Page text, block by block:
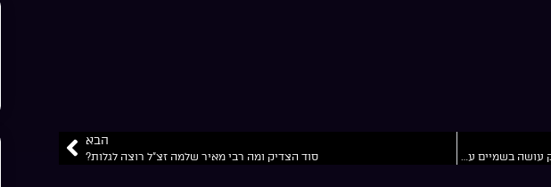
פרשת כי תבוא | למה נוסעים לאומן לראש השנה | ומה הצדיק עושה בשמיים עם הרצונות | הרב מאיר שלמה זצ”ל
הבא
סוד הצדיק ומה רבי מאיר שלמה זצ”ל רוצה לגלות?